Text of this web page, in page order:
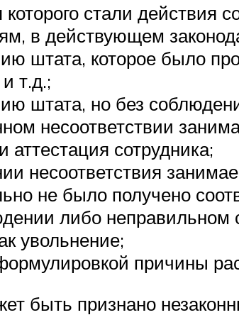
стали действия
в действующем
штата, которое было
т.д.;
штата, но без
несоответствии
аттестация сотрудника;
несоответствия
не было получено
либо неправильном
увольнение;
причины
быть признано